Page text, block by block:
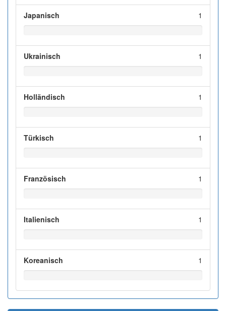
Japanisch 1
Ukrainisch 1
Holländisch 1
Türkisch 1
Französisch 1
Italienisch 1
Koreanisch 1